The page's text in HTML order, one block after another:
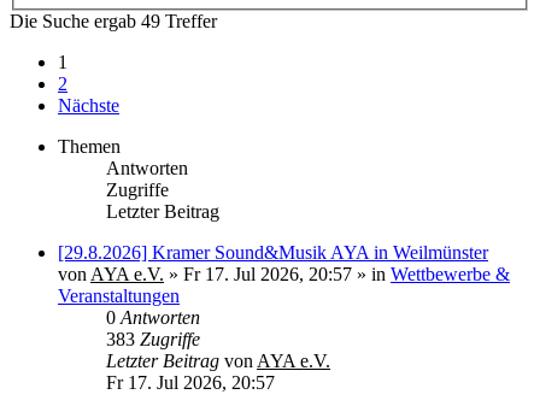
Die Suche ergab 49 Treffer
1
2
Nächste
Themen
Antworten
Zugriffe
Letzter Beitrag
[29.8.2026] Kramer Sound&Musik AYA in Weilmünster
von AYA e.V. » Fr 17. Jul 2026, 20:57 » in Wettbewerbe &
Veranstaltungen
0 Antworten
383 Zugriffe
Letzter Beitrag von AYA e.V.
Fr 17. Jul 2026, 20:57